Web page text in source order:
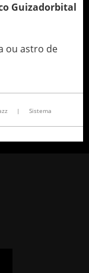
Guizadorbital
ou astro de
|
Sistema